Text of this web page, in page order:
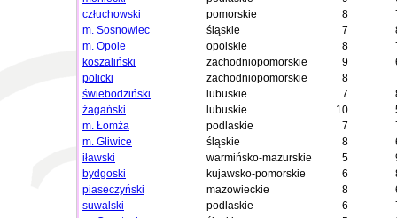
człuchowski
pomorskie 8
m. Sosnowiec
śląskie 7
m. Opole
opolskie 8
koszaliński
zachodniopomorskie 9
policki
zachodniopomorskie 8
świebodziński
lubuskie 7
żagański
lubuskie 10
m. Łomża
podlaskie 7
m. Gliwice
śląskie 8
iławski
warmińsko-mazurskie 5
bydgoski
kujawsko-pomorskie 6
piaseczyński
mazowieckie 8
suwalski
podlaskie 6